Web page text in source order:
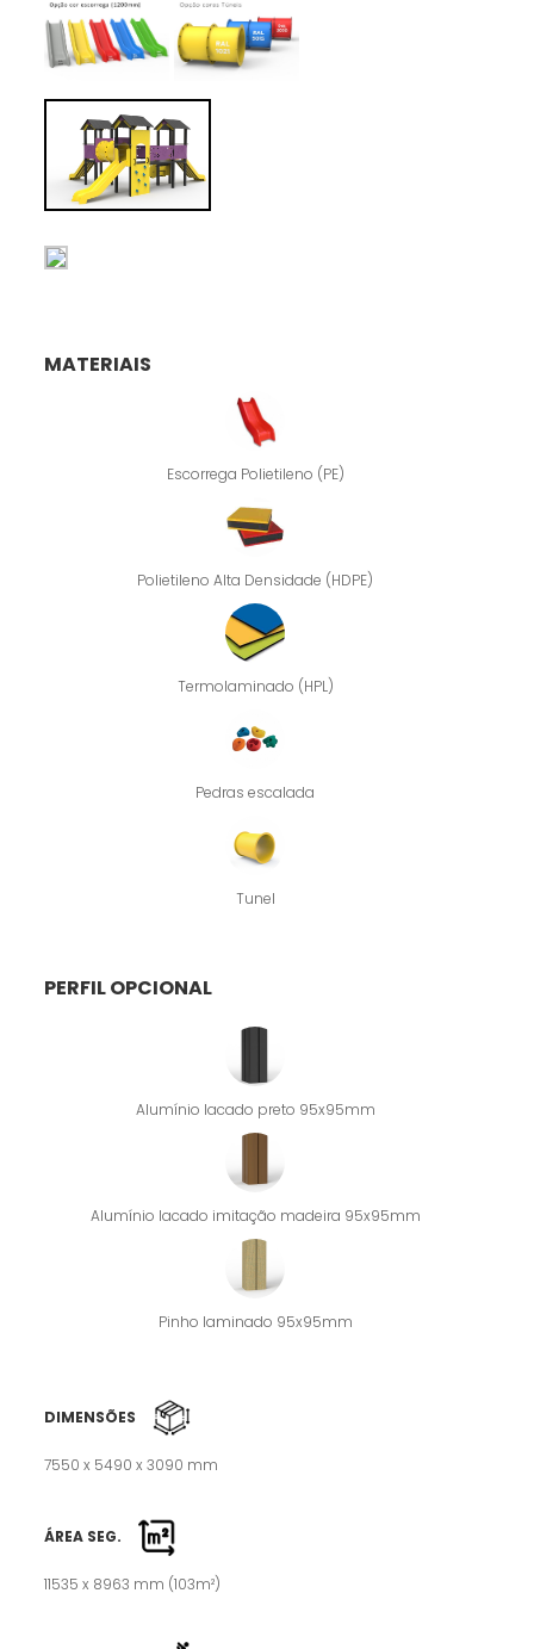
MATERIAIS
Escorrega Polietileno (PE)
Polietileno Alta Densidade (HDPE)
Termolaminado (HPL)
Pedras escalada
Tunel
PERFIL OPCIONAL
Alumínio lacado preto 95x95mm
Alumínio lacado imitação madeira 95x95mm
Pinho laminado 95x95mm
DIMENSÕES
7550 x 5490 x 3090 mm
ÁREA SEG.
11535 x 8963 mm (103m²)